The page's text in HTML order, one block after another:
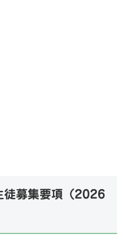
徒募集要項（2026